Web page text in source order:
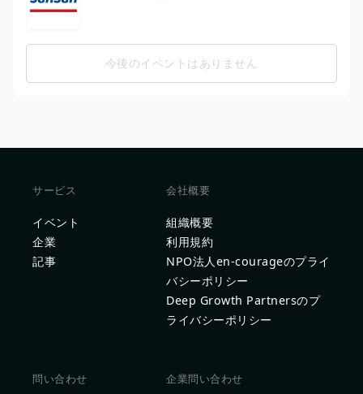
今後のイベントはありません
サービス
イベント
企業
記事
会社概要
組織概要
利用規約
NPO法人en-courageのプライ
バシーポリシー
Deep Growth Partnersのプ
ライバシーポリシー
問い合わせ 企業問い合わせ